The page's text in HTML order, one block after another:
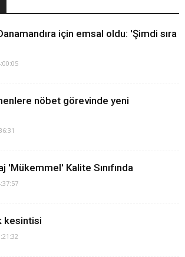
için emsal oldu: 'Şimdi sıra
nöbet görevinde yeni
'Mükemmel' Kalite Sınıfında
kesintisi